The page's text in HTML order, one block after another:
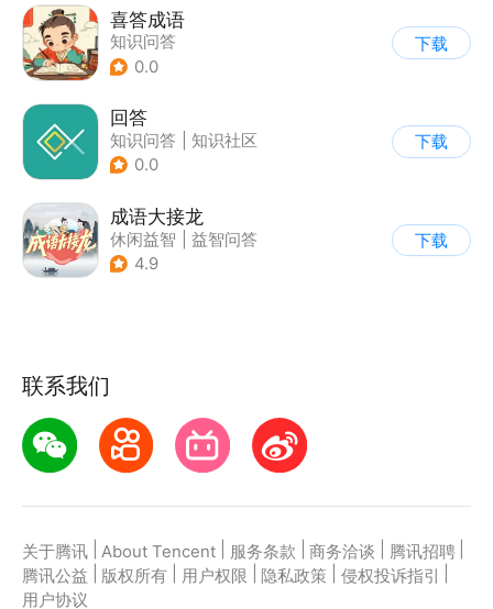
喜答成语
知识问答
0.0
下载
回答
知识问答
知识社区
0.0
下载
成语大接龙
休闲益智
益智问答
| 成语
4.9
下载
联系我们
关于腾讯 About Tencent 服务条款 商务洽谈 腾讯招聘
腾讯公益
版权所有 用户权限 隐私政策 侵权投诉指引
用户协议